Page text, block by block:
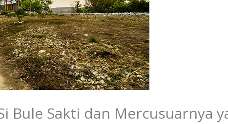
Bule Sakti dan Mercusuarnya